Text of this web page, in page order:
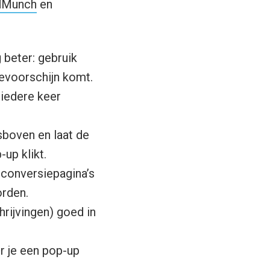
en
beter: gebruik
komt.
keer
en laat de
up klikt.
goed in
je een pop-up